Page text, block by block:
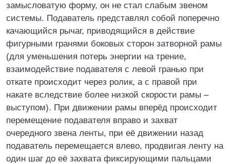
замысловатую форму, он не стал слабым звеном
системы. Подаватель представлял собой поперечно
качающийся рычаг, приводящийся в действие
фигурными гранями боковых сторон затворной рамы
(для уменьшения потерь энергии на трение,
взаимодействие подавателя с левой гранью при
откате происходит через ролик, а с правой при
накате вследствие более низкой скорости рамы –
выступом). При движении рамы вперёд происходит
перемещение подавателя вправо и захват
очередного звена ленты, при её движении назад
подаватель перемещается влево, продвигая ленту на
один шаг до её захвата фиксирующими пальцами